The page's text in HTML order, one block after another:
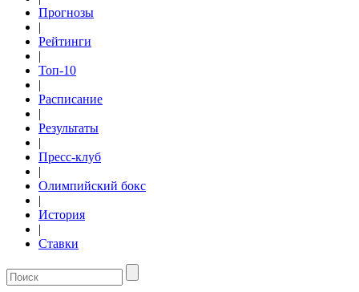
Прогнозы
|
Рейтинги
|
Топ-10
|
Расписание
|
Результаты
|
Пресс-клуб
|
Олимпийский бокс
|
История
|
Ставки